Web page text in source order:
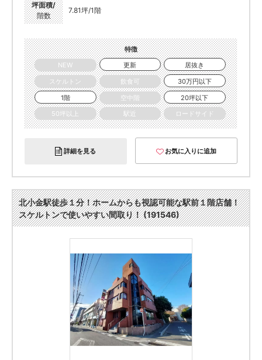
坪面積/
階数
7.81坪/1階
特徴
NEW
更新
居抜き
スケルトン
飲食可
30万円以下
1階
空中階
20坪以下
50坪以上
駅近 ロードサイド
詳細を見る お気に入りに追加
北小金駅徒歩１分！ホームからも視認可能な駅前１階店舗！
スケルトンで使いやすい間取り！ (191546)